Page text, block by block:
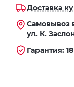
Доставка
Самовывоз
ул. К.
Гарантия: